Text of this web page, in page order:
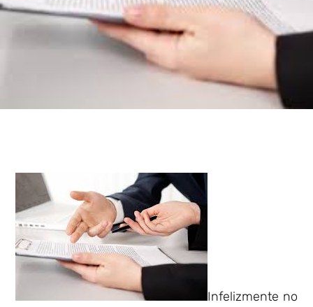
Infelizmente no